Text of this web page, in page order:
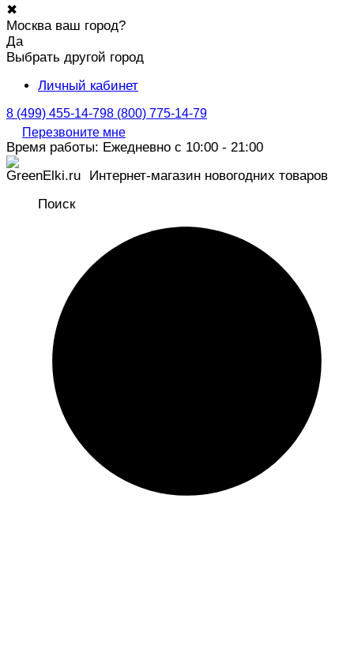
✖
Москва ваш город?
Да
Выбрать другой город
Личный кабинет
8 (499) 455-14-798 (800) 775-14-79
Перезвоните мне
Время работы: Ежедневно с 10:00 - 21:00
Интернет-магазин новогодних товаров
Поиск